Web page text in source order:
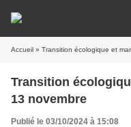
Accueil » Transition écologique et
Transition
13 novembre
Publié le 03/10/2024 à 15:08